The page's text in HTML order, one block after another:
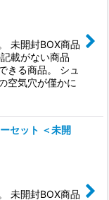
未開封BOX商品
載がない商品
きる商品。 シュ
空気穴が僅かに
セット ＜未開
未開封BOX商品